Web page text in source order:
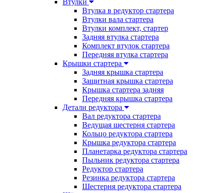
Втулки
Втулка в редуктор стартера
Втулки вала стартера
Втулки комплект, стартер
Задняя втулка стартера
Комплект втулок стартера
Передняя втулка стартера
Крышки стартера
Задняя крышка стартера
Защитная крышка стартера
Крышка стартера задняя
Передняя крышка стартера
Детали редуктора
Вал редуктора стартера
Ведущая шестерня стартера
Кольцо редуктора стартера
Крышка редуктора стартера
Планетарка редуктора стартера
Пыльник редуктора стартера
Редуктор стартера
Резинка редуктора стартера
Шестерня редуктора стартера